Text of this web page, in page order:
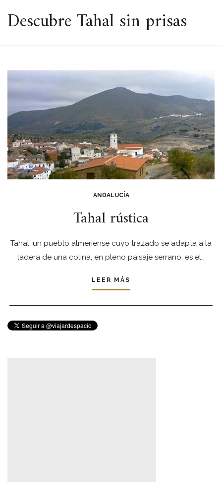
ESPACIO
Descubre Tahal sin prisas
ANDALUCÍA
Tahal rústica
Tahal, un pueblo almeriense cuyo trazado se adapta a la
ladera de una colina, en pleno paisaje serrano, es el…
LEER MÁS